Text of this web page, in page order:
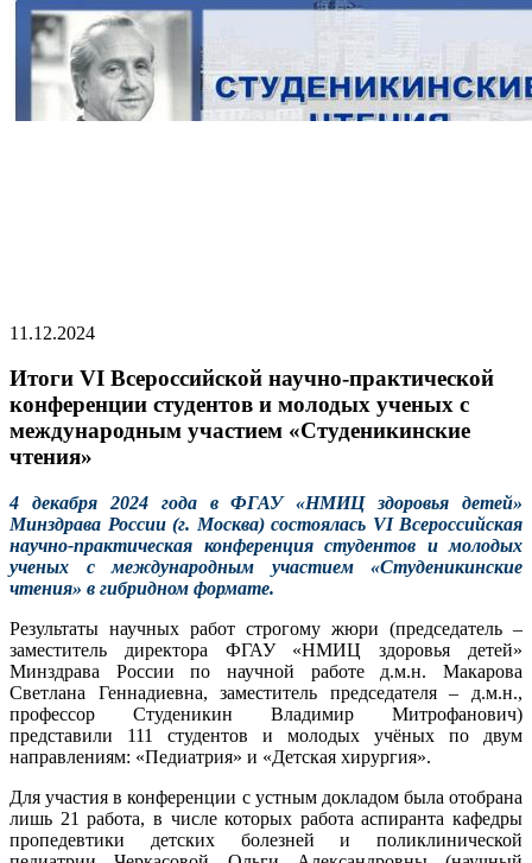
11.12.2024
Итоги VI Всероссийской научно-практической
конференции студентов и молодых ученых с
международным участием «Студеникинские
чтения»
4 декабря 2024 года в ФГАУ «НМИЦ здоровья детей»
Минздрава России (г. Москва) состоялась VI Всероссийская
научно-практическая конференция студентов и молодых
ученых с международным участием «Студеникинские
чтения» в гибридном формате.
Результаты научных работ строгому жюри (председатель –
заместитель директора ФГАУ «НМИЦ здоровья детей»
Минздрава России по научной работе д.м.н. Макарова
Светлана Геннадиевна, заместитель председателя – д.м.н.,
профессор Студеникин Владимир Митрофанович)
представили 111 студентов и молодых учёных по двум
направлениям: «Педиатрия» и «Детская хирургия».
Для участия в конференции с устным докладом была отобрана
лишь 21 работа, в числе которых работааспиранта кафедры
пропедевтики детских болезней и поликлинической